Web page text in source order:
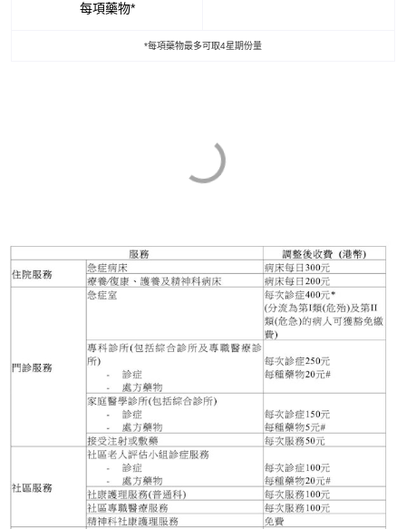
每項藥物*
*每項藥物最多可取4星期份量